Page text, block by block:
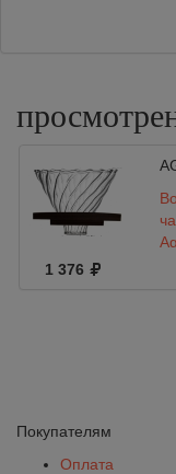
1 376
Покупателям
Оплата